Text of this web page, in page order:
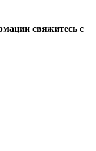
свяжитесь с